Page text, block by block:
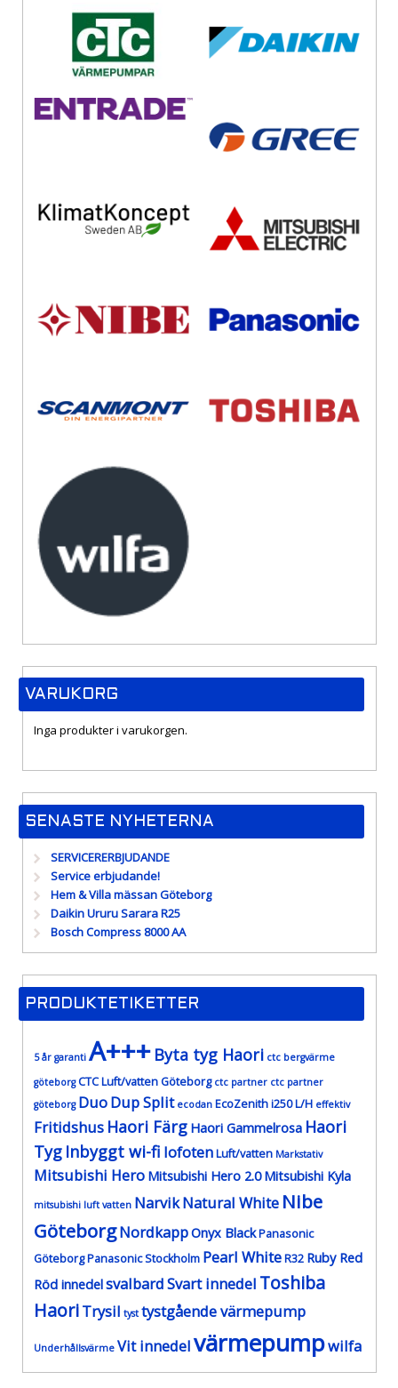
VARUKORG
Inga produkter i varukorgen.
SENASTE NYHETERNA
SERVICERERBJUDANDE
Service erbjudande!
Hem & Villa mässan Göteborg
Daikin Ururu Sarara R25
Bosch Compress 8000 AA
PRODUKTETIKETTER
5 år garanti A+++ Byta tyg Haori ctc bergvärme
göteborg CTC Luft/vatten Göteborg ctc partner ctc partner
göteborg DuoDup Split ecodan EcoZenith i250 L/H effektiv
Fritidshus Haori Färg Haori Gammelrosa Haori
Tyg Inbyggt wi-fi lofotenLuft/vatten Markstativ
Mitsubishi Hero Mitsubishi Hero 2.0 Mitsubishi Kyla
mitsubishi luft vatten NarvikNatural White Nibe
GöteborgNordkappOnyx BlackPanasonic
GöteborgPanasonic Stockholm Pearl WhiteR32 Ruby Red
Röd innedelsvalbardSvart innedel Toshiba
HaoriTrysil tyst tystgående värmepump
Underhållsvärme Vit innedelvärmepumpwilfa